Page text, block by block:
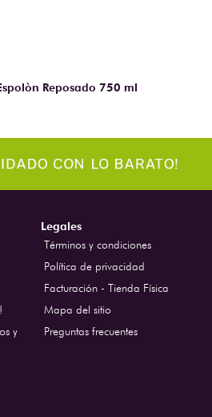
Reposado 750 ml
y
Legales
Términos y condiciones
Política de privacidad
Facturación - Tienda Física
Mapa del sitio
Preguntas frecuentes